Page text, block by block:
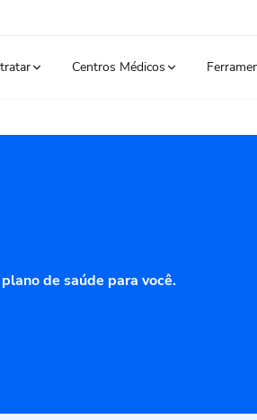
Centros Médicos
de saúde para você.